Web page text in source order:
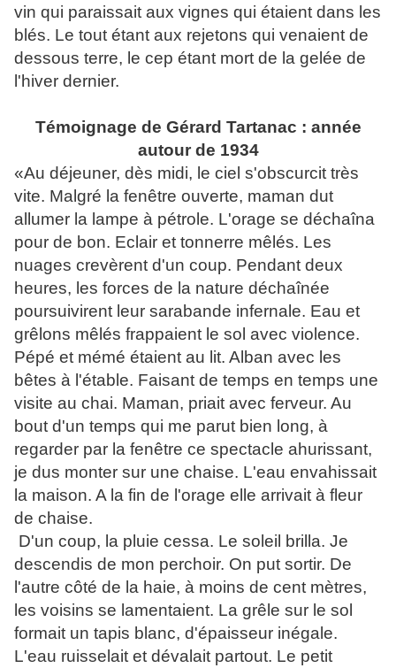
vin qui paraissait aux vignes qui étaient dans les
blés. Le tout étant aux rejetons qui venaient de
dessous terre, le cep étant mort de la gelée de
l'hiver dernier.
Témoignage de Gérard Tartanac : année
autour de 1934
«Au déjeuner, dès midi, le ciel s'obscurcit très
vite. Malgré la fenêtre ouverte, maman dut
allumer la lampe à pétrole. L'orage se déchaîna
pour de bon. Eclair et tonnerre mêlés. Les
nuages crevèrent d'un coup. Pendant deux
heures, les forces de la nature déchaînée
poursuivirent leur sarabande infernale. Eau et
grêlons mêlés frappaient le sol avec violence.
Pépé et mémé étaient au lit. Alban avec les
bêtes à l'étable. Faisant de temps en temps une
visite au chai. Maman, priait avec ferveur. Au
bout d'un temps qui me parut bien long, à
regarder par la fenêtre ce spectacle ahurissant,
je dus monter sur une chaise. L'eau envahissait
la maison. A la fin de l'orage elle arrivait à fleur
de chaise.
D'un coup, la pluie cessa. Le soleil brilla. Je
descendis de mon perchoir. On put sortir. De
l'autre côté de la haie, à moins de cent mètres,
les voisins se lamentaient. La grêle sur le sol
formait un tapis blanc, d'épaisseur inégale.
L'eau ruisselait et dévalait partout. Le petit